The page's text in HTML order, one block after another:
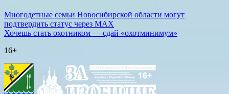
Многодетные семьи Новосибирской области могут
подтвердить статус через MAX
Хочешь стать охотником — сдай «охотминимум»
16+